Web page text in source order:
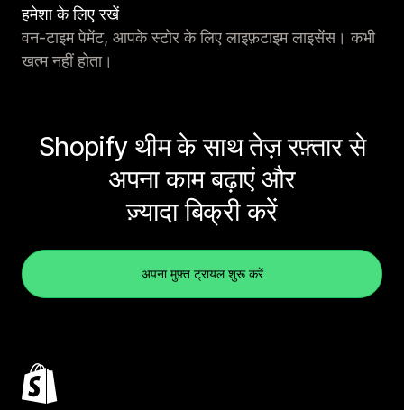
हमेशा के लिए रखें
वन-टाइम पेमेंट, आपके स्टोर के लिए लाइफ़टाइम लाइसेंस। कभी
खत्म नहीं होता।
Shopify थीम के साथ तेज़ रफ़्तार से
अपना काम बढ़ाएं और
ज़्यादा बिक्री करें
अपना मुफ़्त ट्रायल शुरू करें